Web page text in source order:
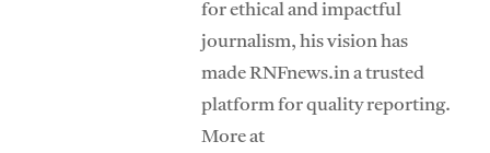
for ethical and impactful
journalism, his vision has
made RNFnews.in a trusted
platform for quality reporting.
More at